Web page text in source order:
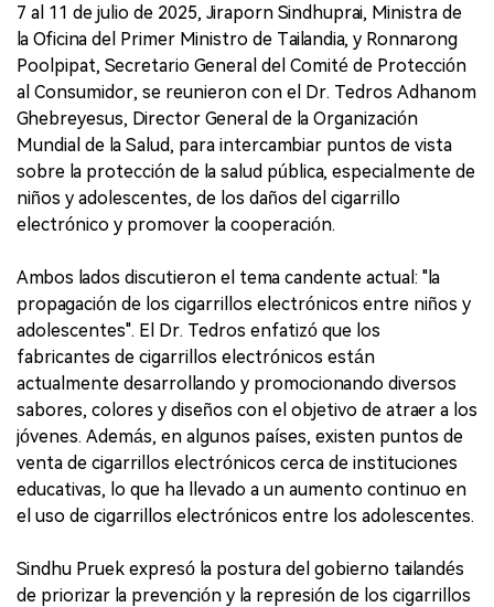
7 al 11 de julio de 2025, Jiraporn Sindhuprai, Ministra de
la Oficina del Primer Ministro de Tailandia, y Ronnarong
Poolpipat, Secretario General del Comité de Protección
al Consumidor, se reunieron con el Dr. Tedros Adhanom
Ghebreyesus, Director General de la Organización
Mundial de la Salud, para intercambiar puntos de vista
sobre la protección de la salud pública, especialmente de
niños y adolescentes, de los daños del cigarrillo
electrónico y promover la cooperación.
Ambos lados discutieron el tema candente actual: "la
propagación de los cigarrillos electrónicos entre niños y
adolescentes". El Dr. Tedros enfatizó que los
fabricantes de cigarrillos electrónicos están
actualmente desarrollando y promocionando diversos
sabores, colores y diseños con el objetivo de atraer a los
jóvenes. Además, en algunos países, existen puntos de
venta de cigarrillos electrónicos cerca de instituciones
educativas, lo que ha llevado a un aumento continuo en
el uso de cigarrillos electrónicos entre los adolescentes.
Sindhu Pruek expresó la postura del gobierno tailandés
de priorizar la prevención y la represión de los cigarrillos